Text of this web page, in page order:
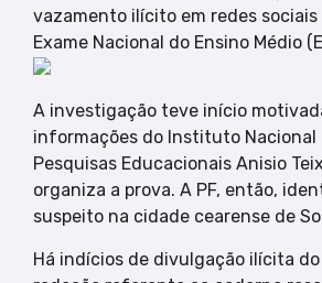
vazamento ilícito em redes sociais
Exame Nacional do Ensino Médio
A investigação teve início
informações do Instituto Nacional
Pesquisas Educacionais Anisio
organiza a prova. A PF, então,
suspeito na cidade cearense de
Há indícios de divulgação ilícita